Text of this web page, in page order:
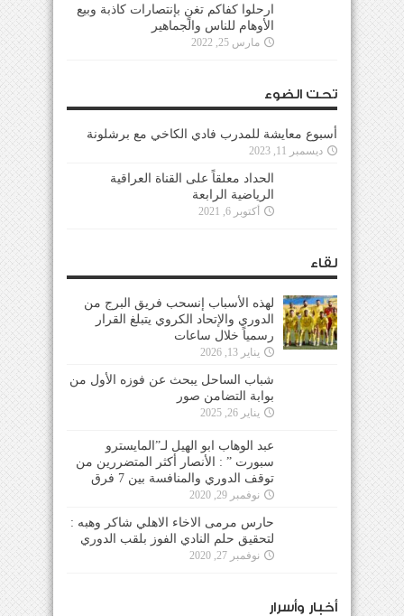
ارحلوا كفاكم تغنٍ بإنتصارات كاذبة وبيع
الأوهام للناس والجماهير
مارس 25, 2022
تحت الضوء
أسبوع معايشة للمدرب فادي الكاخي مع برشلونة
ديسمبر 11, 2023
الحداد معلقاً على القناة العراقية
الرياضية الرابعة
أكتوبر 6, 2021
لقاء
لهذه الأسباب إنسحب فريق البرج من
الدوري والإتحاد الكروي يتبلغ القرار
رسمياً خلال ساعات
يناير 13, 2026
شباب الساحل يبحث عن فوزه الأول من
بوابة التضامن صور
يناير 26, 2025
عبد الوهاب ابو الهيل لـ”المايسترو
سبورت ” : الأنصار أكثر المتضررين من
توقف الدوري والمنافسة بين 7 فرق
نوفمبر 29, 2020
حارس مرمى الاخاء الاهلي شاكر وهبه :
لتحقيق حلم النادي الفوز بلقب الدوري
نوفمبر 27, 2020
أخبار وأسرار